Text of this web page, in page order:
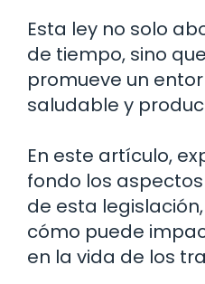
Esta ley no solo
de tiempo, sino
promueve un
saludable y
En este artículo,
fondo los
de esta
cómo puede
en la vida de los